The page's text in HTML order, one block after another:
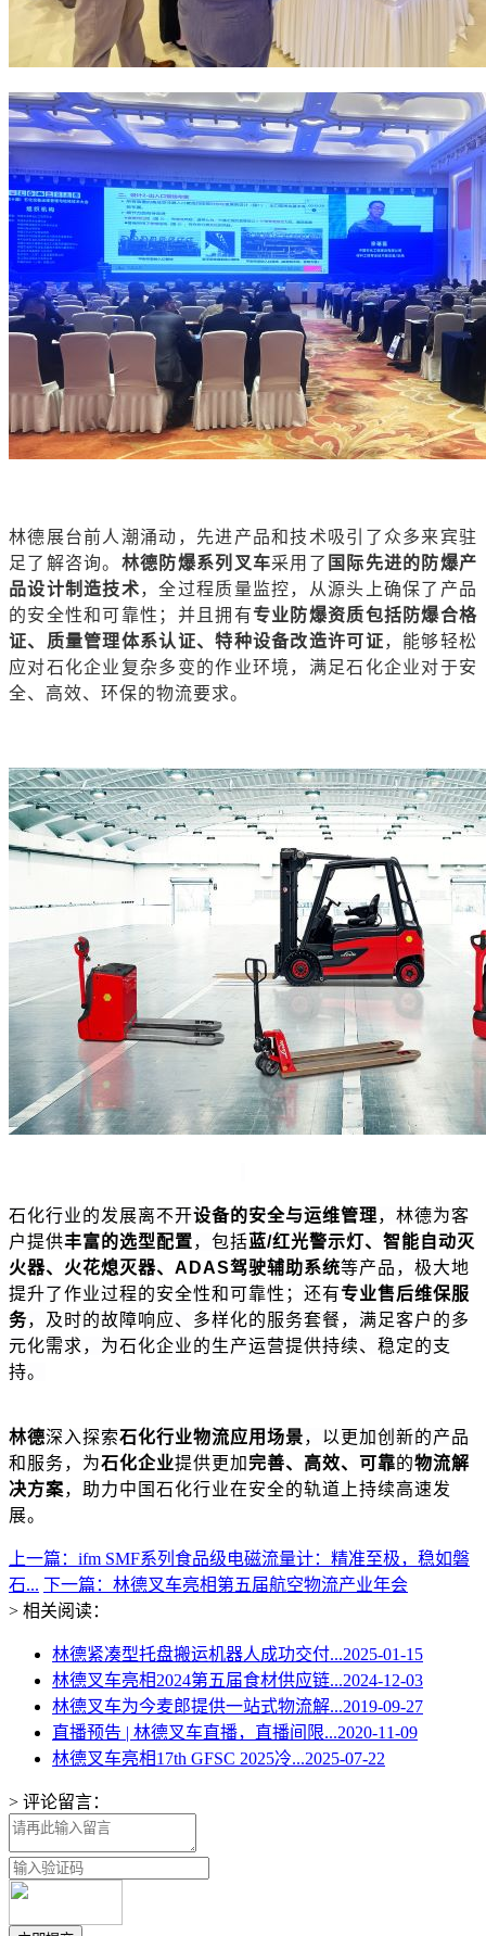
林德展台前人潮涌动，先进产品和技术吸引了众多来宾驻
足了解咨询。 林德防爆系列叉车采用了 国际先进的防爆产
品设计制造技术，全过程质量监控，从源头上确保了产品
的安全性和可靠性；并且拥有专业防爆资质包括防爆合格
证、质量管理体系认证、特种设备改造许可证，能够轻松
应对石化企业复杂多变的作业环境，满足石化企业对于安
全、高效、环保的物流要求。
石化行业的发展离不开设备的安全与运维管理，林德为客
户提供丰富的选型配置，包括蓝/红光警示灯、智能自动灭
火器、火花熄灭器、ADAS驾驶辅助系统等产品，极大地
提升了作业过程的安全性和可靠性；还有专业售后维保服
务，及时的故障响应、多样化的服务套餐，满足客户的多
元化需求，为石化企业的生产运营提供持续、稳定的支
持。
林德深入探索石化行业物流应用场景，以更加创新的产品
和服务，为石化企业提供更加完善、高效、可靠的物流解
决方案，助力中国石化行业在安全的轨道上持续高速发
展。
上一篇：ifm SMF系列食品级电磁流量计：精准至极，稳如磐
石... 下一篇：林德叉车亮相第五届航空物流产业年会
> 相关阅读：
林德紧凑型托盘搬运机器人成功交付...2025-01-15
林德叉车亮相2024第五届食材供应链...2024-12-03
林德叉车为今麦郎提供一站式物流解...2019-09-27
直播预告 | 林德叉车直播，直播间限...2020-11-09
林德叉车亮相17th GFSC 2025冷...2025-07-22
> 评论留言：